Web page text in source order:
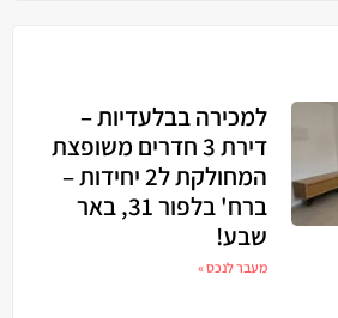
למכירה בבלעדיות –
דירת 3 חדרים משופצת
המחולקת ל2 יחידות –
ברח' בלפור 31, באר
שבע!
מעבר לנכס »